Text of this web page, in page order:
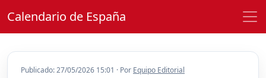
Calendario de España
Publicado: 27/05/2026 15:01 · Por Equipo Editorial